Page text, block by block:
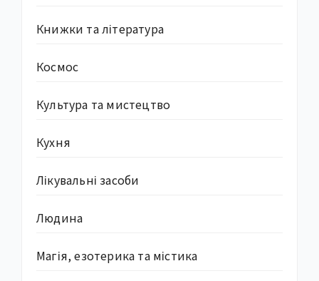
Книжки та література
Космос
Культура та мистецтво
Кухня
Лікувальні засоби
Людина
Магія, езотерика та містика